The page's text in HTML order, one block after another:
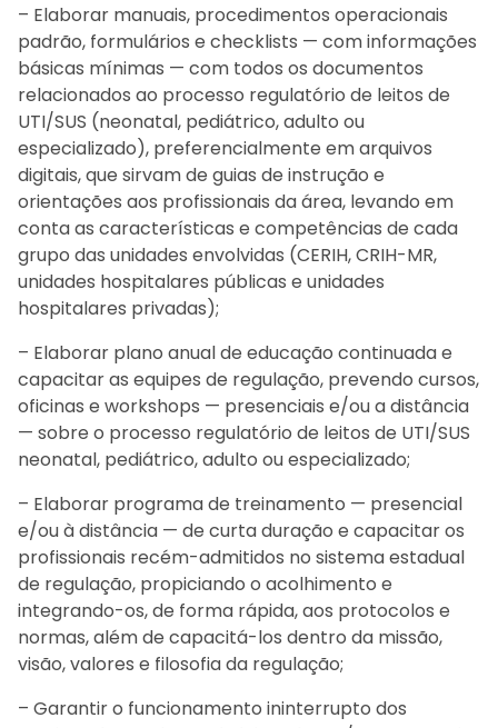
– Elaborar manuais, procedimentos operacionais
padrão, formulários e checklists — com informações
básicas mínimas — com todos os documentos
relacionados ao processo regulatório de leitos de
UTI/SUS (neonatal, pediátrico, adulto ou
especializado), preferencialmente em arquivos
digitais, que sirvam de guias de instrução e
orientações aos profissionais da área, levando em
conta as características e competências de cada
grupo das unidades envolvidas (CERIH, CRIH-MR,
unidades hospitalares públicas e unidades
hospitalares privadas);
– Elaborar plano anual de educação continuada e
capacitar as equipes de regulação, prevendo cursos,
oficinas e workshops — presenciais e/ou a distância
— sobre o processo regulatório de leitos de UTI/SUS
neonatal, pediátrico, adulto ou especializado;
– Elaborar programa de treinamento — presencial
e/ou à distância — de curta duração e capacitar os
profissionais recém-admitidos no sistema estadual
de regulação, propiciando o acolhimento e
integrando-os, de forma rápida, aos protocolos e
normas, além de capacitá-los dentro da missão,
visão, valores e filosofia da regulação;
– Garantir o funcionamento ininterrupto dos